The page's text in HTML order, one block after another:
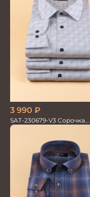
3 990 ₽
SAT-230679-V3 Сорочка
мужская